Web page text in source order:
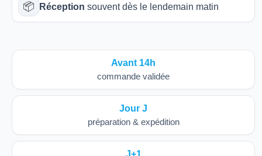
📦 Réception souvent dès le lendemain matin
Avant 14h
commande validée
Jour J
préparation & expédition
J+1